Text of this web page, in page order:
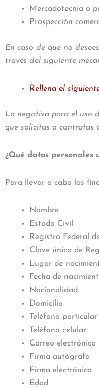
Mercadotecnia o
Prospección
En caso de que no
través del siguiente
Rellena el
La negativa para el uso
que solicitas o contratas
¿Qué datos personales
Para llevar a cabo las
Nombre
Estado Civil
Registro Federal
Clave única de
Lugar de
Fecha de
Nacionalidad
Domicilio
Teléfono particular
Teléfono celular
Correo electrónico
Firma autógrafa
Firma electrónica
Edad